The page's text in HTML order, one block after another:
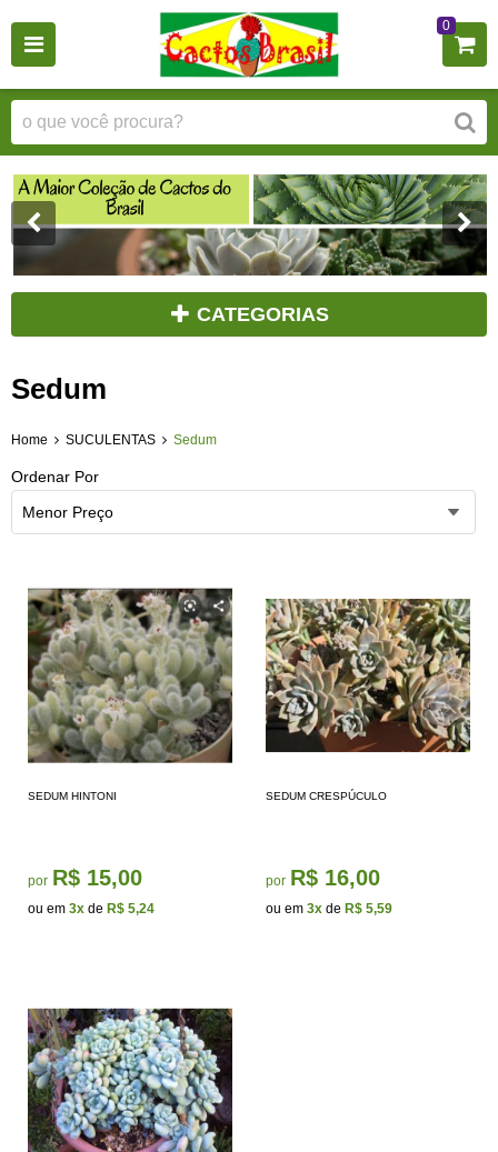
0
CATEGORIAS
Sedum
Home SUCULENTAS Sedum
Ordenar Por
Menor Preço
SEDUM HINTONI
por R$ 15,00
ou em 3x de R$ 5,24
SEDUM CRESPÚCULO
por R$ 16,00
ou em 3x de R$ 5,59